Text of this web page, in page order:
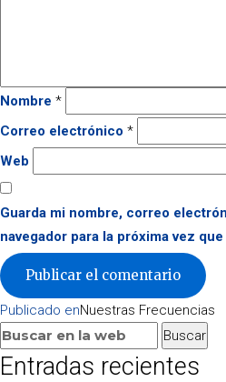
Nombre *
Correo electrónico *
Web
Guarda mi nombre, correo
navegador para la próxima vez
Navegación
de
entradas
Publicado enNuestras Frecuencias
Buscar:
Buscar
Entradas recientes